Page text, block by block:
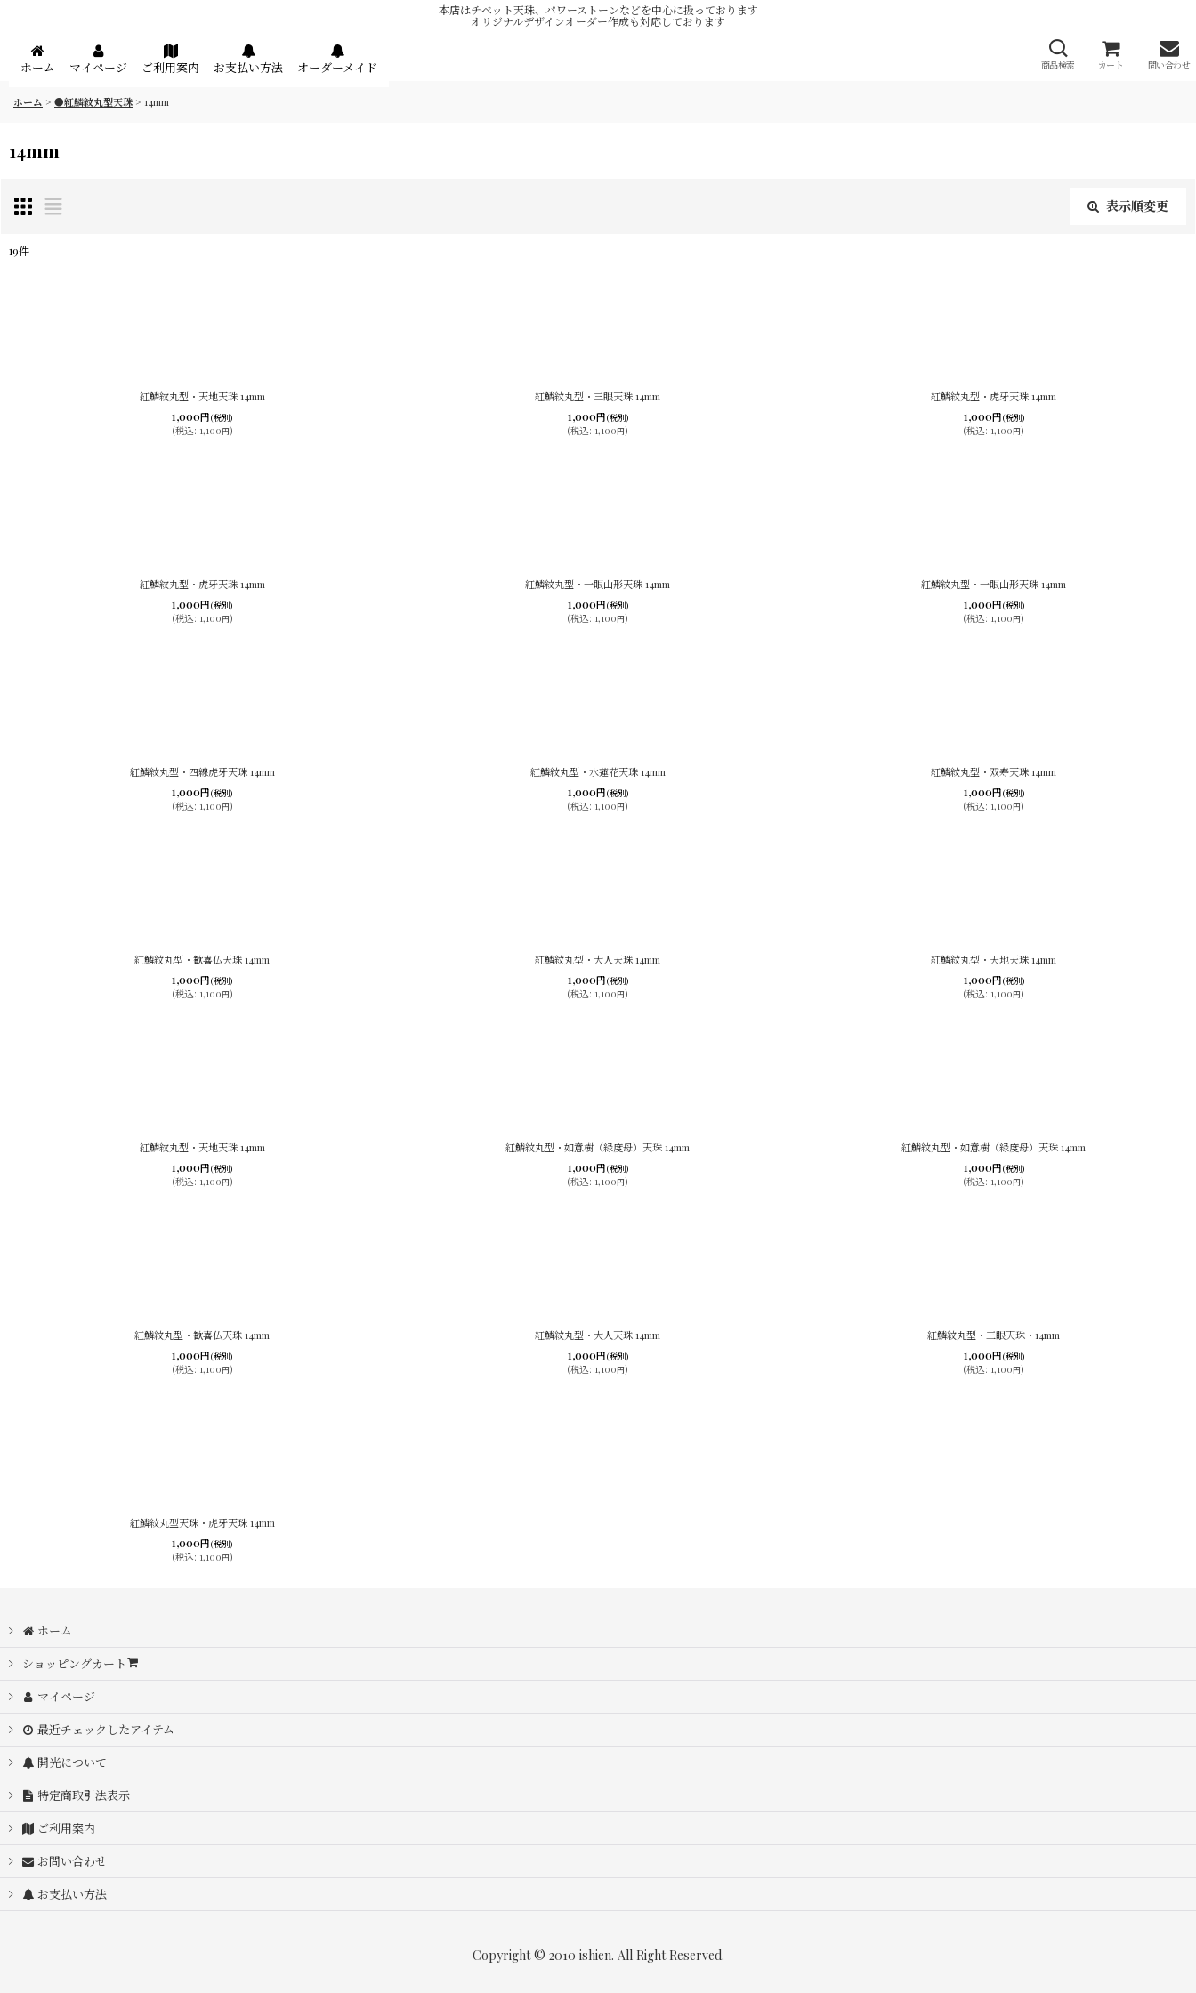
本店はチベット天珠、パワーストーンなどを中心に扱っております
オリジナルデザインオーダー作成も対応しております
メニュー 商品検索 カート 問い合わせ
ホーム マイページ ご利用案内 お支払い方法 オーダーメイド
ホーム > ●紅鱗紋丸型天珠 > 14mm
14mm
表示順変更
絞り込む
19件
紅鱗紋丸型・天地天珠 14mm
1,000円(税別)
(税込: 1,100円)
紅鱗紋丸型・三眼天珠 14mm
1,000円(税別)
(税込: 1,100円)
紅鱗紋丸型・虎牙天珠 14mm
1,000円(税別)
(税込: 1,100円)
紅鱗紋丸型・虎牙天珠 14mm
1,000円(税別)
(税込: 1,100円)
紅鱗紋丸型・一眼山形天珠 14mm
1,000円(税別)
(税込: 1,100円)
紅鱗紋丸型・一眼山形天珠 14mm
1,000円(税別)
(税込: 1,100円)
紅鱗紋丸型・四線虎牙天珠 14mm
1,000円(税別)
(税込: 1,100円)
紅鱗紋丸型・水蓮花天珠 14mm
1,000円(税別)
(税込: 1,100円)
紅鱗紋丸型・双寿天珠 14mm
1,000円(税別)
(税込: 1,100円)
紅鱗紋丸型・歓喜仏天珠 14mm
1,000円(税別)
(税込: 1,100円)
紅鱗紋丸型・大人天珠 14mm
1,000円(税別)
(税込: 1,100円)
紅鱗紋丸型・天地天珠 14mm
1,000円(税別)
(税込: 1,100円)
紅鱗紋丸型・天地天珠 14mm
1,000円(税別)
(税込: 1,100円)
紅鱗紋丸型・如意樹（緑度母）天珠 14mm
1,000円(税別)
(税込: 1,100円)
紅鱗紋丸型・如意樹（緑度母）天珠 14mm
1,000円(税別)
(税込: 1,100円)
紅鱗紋丸型・歓喜仏天珠 14mm
1,000円(税別)
(税込: 1,100円)
紅鱗紋丸型・大人天珠 14mm
1,000円(税別)
(税込: 1,100円)
紅鱗紋丸型・三眼天珠・14mm
1,000円(税別)
(税込: 1,100円)
紅鱗紋丸型天珠・虎牙天珠 14mm
1,000円(税別)
(税込: 1,100円)
ホーム
ショッピングカート
マイページ
最近チェックしたアイテム
開光について
特定商取引法表示
ご利用案内
お問い合わせ
お支払い方法
Copyright © 2010 ishien. All Right Reserved.